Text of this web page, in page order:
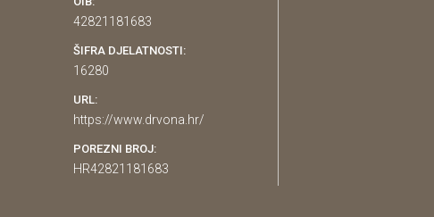
42821181683
ŠIFRA DJELATNOSTI:
16280
URL:
https://www.drvona.hr/
POREZNI BROJ:
HR42821181683